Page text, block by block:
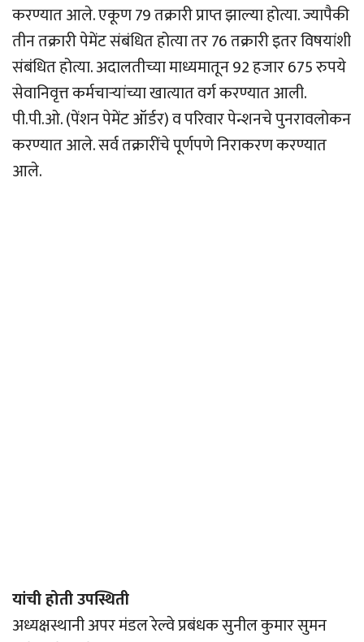
करण्यात आले. एकूण 79 तक्रारी प्राप्त झाल्या होत्या. ज्यापैकी
तीन तक्रारी पेमेंट संबंधित होत्या तर 76 तक्रारी इतर विषयांशी
संबंधित होत्या. अदालतीच्या माध्यमातून 92 हजार 675 रुपये
सेवानिवृत्त कर्मचार्‍यांच्या खात्यात वर्ग करण्यात आली.
पी.पी.ओ. (पेंशन पेमेंट ऑर्डर) व परिवार पेन्शनचे पुनरावलोकन
करण्यात आले. सर्व तक्रारींचे पूर्णपणे निराकरण करण्यात
आले.
यांची होती उपस्थिती
अध्यक्षस्थानी अपर मंडल रेल्वे प्रबंधक सुनील कुमार सुमन